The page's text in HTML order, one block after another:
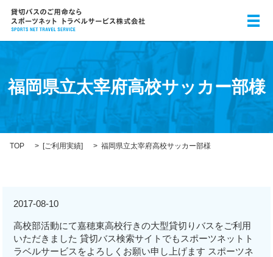
メ
福岡県立太宰府高校サッカー部様
TOP [ご利用実績] 福岡県立太宰府高校サッカー部様
2017-08-10
高校部活動にて嘉穂東高校行きの大型貸切りバスをご利用
いただきました 貸切バス検索サイトでもスポーツネットト
ラベルサービスをよろしくお願い申し上げます スポーツネ